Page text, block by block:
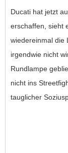
Ducati hat jetzt
erschaffen, sieht
wiedereinmal die
irgendwie nicht
Rundlampe
nicht ins
tauglicher